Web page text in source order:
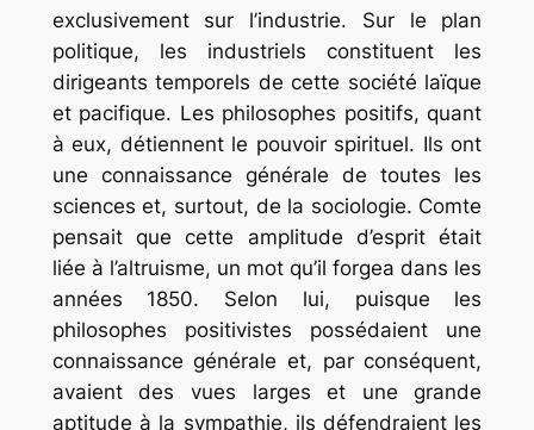
exclusivement sur l’industrie. Sur le plan
politique, les industriels constituent les
dirigeants temporels de cette société laïque
et pacifique. Les philosophes positifs, quant
à eux, détiennent le pouvoir spirituel. Ils ont
une connaissance générale de toutes les
sciences et, surtout, de la sociologie. Comte
pensait que cette amplitude d’esprit était
liée à l’altruisme, un mot qu’il forgea dans les
années 1850. Selon lui, puisque les
philosophes positivistes possédaient une
connaissance générale et, par conséquent,
avaient des vues larges et une grande
aptitude à la sympathie, ils défendraient les